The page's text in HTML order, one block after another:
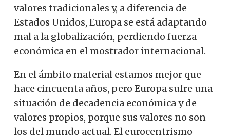
valores tradicionales y, a diferencia de
Estados Unidos, Europa se está adaptando
mal a la globalización, perdiendo fuerza
económica en el mostrador internacional.
En el ámbito material estamos mejor que
hace cincuenta años, pero Europa sufre una
situación de decadencia económica y de
valores propios, porque sus valores no son
los del mundo actual. El eurocentrismo